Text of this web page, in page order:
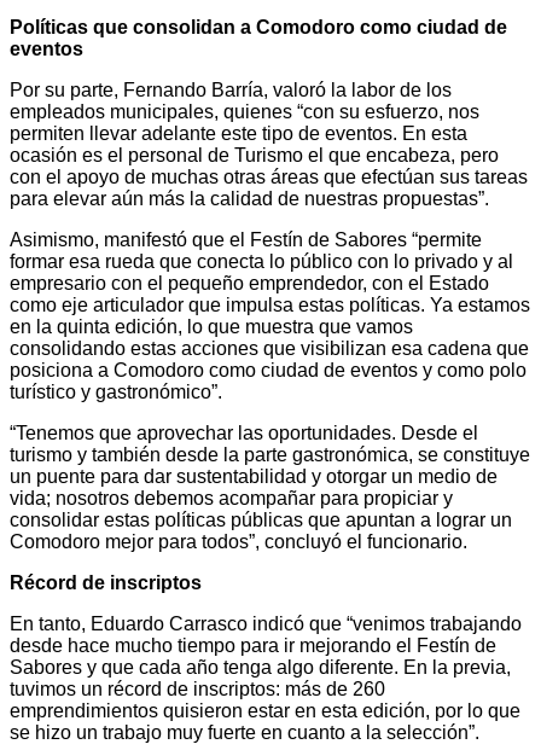
Políticas que consolidan a Comodoro como ciudad de
eventos
Por su parte, Fernando Barría, valoró la labor de los
empleados municipales, quienes “con su esfuerzo, nos
permiten llevar adelante este tipo de eventos. En esta
ocasión es el personal de Turismo el que encabeza, pero
con el apoyo de muchas otras áreas que efectúan sus tareas
para elevar aún más la calidad de nuestras propuestas”.
Asimismo, manifestó que el Festín de Sabores “permite
formar esa rueda que conecta lo público con lo privado y al
empresario con el pequeño emprendedor, con el Estado
como eje articulador que impulsa estas políticas. Ya estamos
en la quinta edición, lo que muestra que vamos
consolidando estas acciones que visibilizan esa cadena que
posiciona a Comodoro como ciudad de eventos y como polo
turístico y gastronómico”.
“Tenemos que aprovechar las oportunidades. Desde el
turismo y también desde la parte gastronómica, se constituye
un puente para dar sustentabilidad y otorgar un medio de
vida; nosotros debemos acompañar para propiciar y
consolidar estas políticas públicas que apuntan a lograr un
Comodoro mejor para todos”, concluyó el funcionario.
Récord de inscriptos
En tanto, Eduardo Carrasco indicó que “venimos trabajando
desde hace mucho tiempo para ir mejorando el Festín de
Sabores y que cada año tenga algo diferente. En la previa,
tuvimos un récord de inscriptos: más de 260
emprendimientos quisieron estar en esta edición, por lo que
se hizo un trabajo muy fuerte en cuanto a la selección”.